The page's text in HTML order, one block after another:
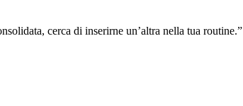
cerca di inserirne un’altra nella tua routine.”